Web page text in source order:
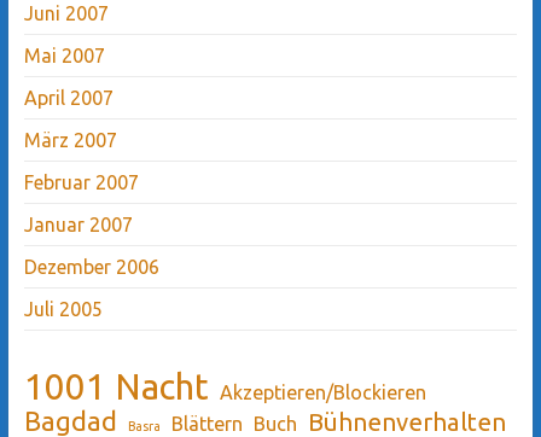
Juni 2007
Mai 2007
April 2007
März 2007
Februar 2007
Januar 2007
Dezember 2006
Juli 2005
1001 Nacht Akzeptieren/Blockieren
Bagdad Basra Blättern Buch Bühnenverhalten